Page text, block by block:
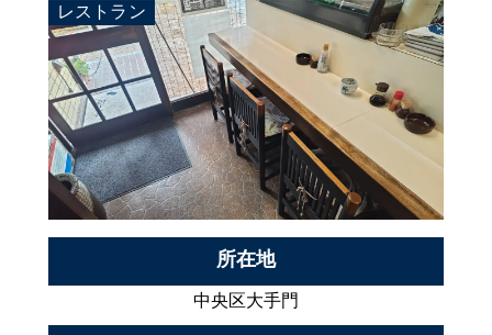
レストラン
所在地
中央区大手門